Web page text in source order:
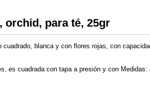
orchid, para té, 25gr
cuadrado, blanca y con flores rojas, con
es cuadrada con tapa a presión y con